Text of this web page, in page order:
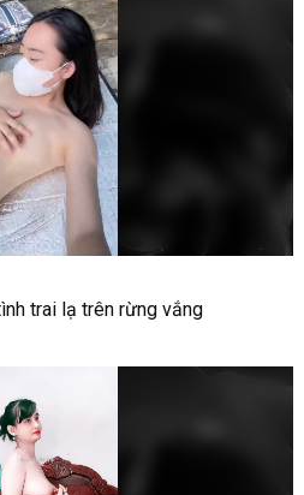
trai lạ trên rừng vắng